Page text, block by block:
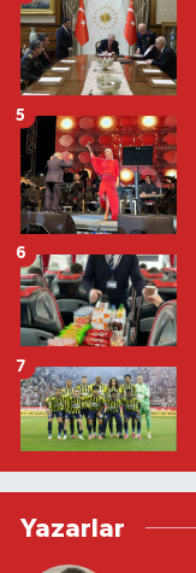
5
6
7
Yazarlar